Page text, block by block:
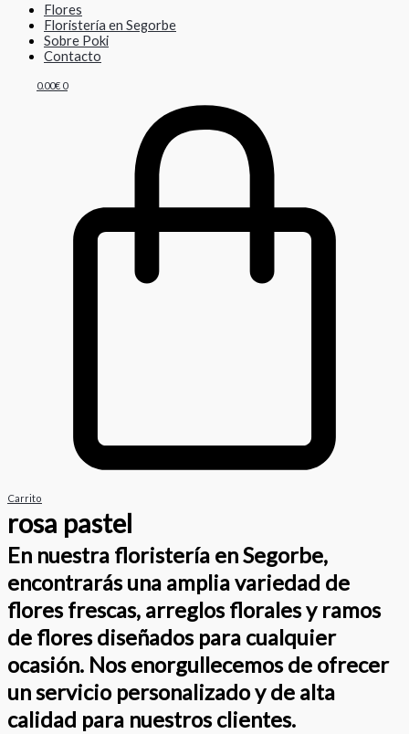
Flores
Floristería en Segorbe
Sobre Poki
Contacto
0.00€ 0
Carrito
rosa pastel
En nuestra floristería en Segorbe,
encontrarás una amplia variedad de
flores frescas, arreglos florales y ramos
de flores diseñados para cualquier
ocasión. Nos enorgullecemos de ofrecer
un servicio personalizado y de alta
calidad para nuestros clientes.